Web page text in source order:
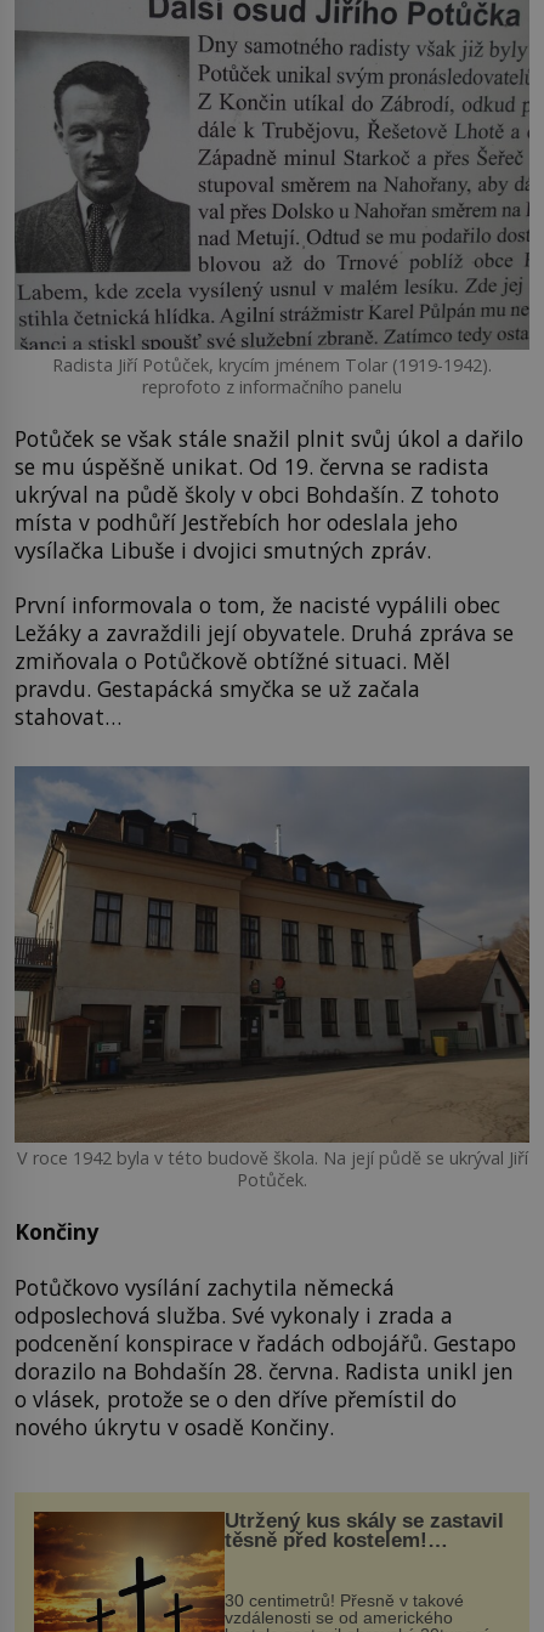
Radista Jiří Potůček, krycím jménem Tolar (1919-1942).
reprofoto z informačního panelu
Potůček se však stále snažil plnit svůj úkol a dařilo
se mu úspěšně unikat. Od 19. června se radista
ukrýval na půdě školy v obci Bohdašín. Z tohoto
místa v podhůří Jestřebích hor odeslala jeho
vysílačka Libuše i dvojici smutných zpráv.
První informovala o tom, že nacisté vypálili obec
Ležáky a zavraždili její obyvatele. Druhá zpráva se
zmiňovala o Potůčkově obtížné situaci. Měl
pravdu. Gestapácká smyčka se už začala
stahovat…
V roce 1942 byla v této budově škola. Na její půdě se ukrýval Jiří
Potůček.
Končiny
Potůčkovo vysílání zachytila německá
odposlechová služba. Své vykonaly i zrada a
podcenění konspirace v řadách odbojářů. Gestapo
dorazilo na Bohdašín 28. června. Radista unikl jen
o vlásek, protože se o den dříve přemístil do
nového úkrytu v osadě Končiny.
Utržený kus skály se zastavil
těsně před kostelem!
Ochránila ho boží síla?
30 centimetrů! Přesně v takové
vzdálenosti se od amerického